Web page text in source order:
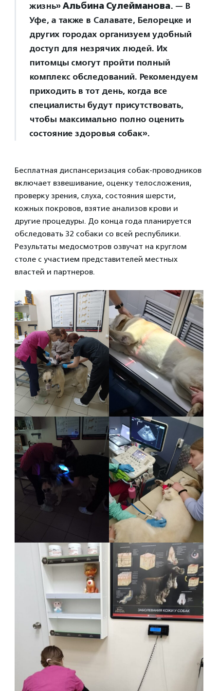
жизнь»Альбина Сулейманова. — В
Уфе, а также в Салавате, Белорецке и
других городах организуем удобный
доступ для незрячих людей. Их
питомцы смогут пройти полный
комплекс обследований. Рекомендуем
приходить в тот день, когда все
специалисты будут присутствовать,
чтобы максимально полно оценить
состояние здоровья собак».
Бесплатная диспансеризация собак-проводников
включает взвешивание, оценку телосложения,
проверку зрения, слуха, состояния шерсти,
кожных покровов, взятие анализов крови и
другие процедуры. До конца года планируется
обследовать 32 собаки со всей республики.
Результаты медосмотров озвучат на круглом
столе с участием представителей местных
властей и партнеров.